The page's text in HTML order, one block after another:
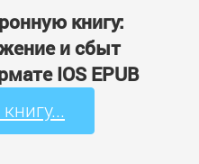
книгу:
и сбыт
IOS EPUB